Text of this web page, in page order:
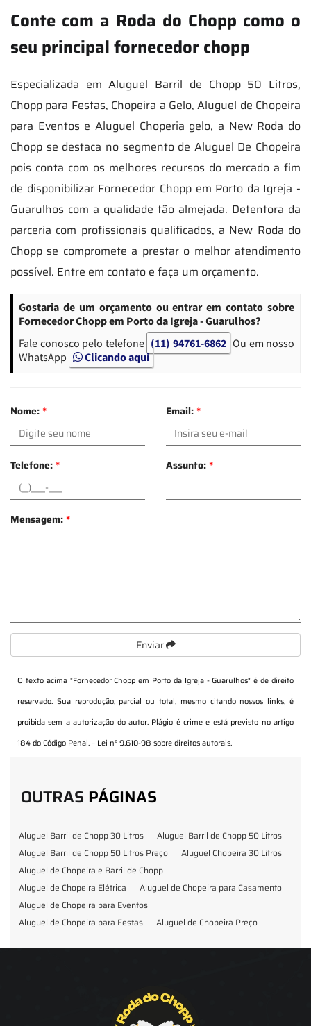
Conte com a Roda do Chopp como o
seu principal fornecedor chopp
Especializada em Aluguel Barril de Chopp 50 Litros,
Chopp para Festas, Chopeira a Gelo, Aluguel de Chopeira
para Eventos e Aluguel Choperia gelo, a New Roda do
Chopp se destaca no segmento de Aluguel De Chopeira
pois conta com os melhores recursos do mercado a fim
de disponibilizar Fornecedor Chopp em Porto da Igreja -
Guarulhos com a qualidade tão almejada. Detentora da
parceria com profissionais qualificados, a New Roda do
Chopp se compromete a prestar o melhor atendimento
possível. Entre em contato e faça um orçamento.
Gostaria de um orçamento ou entrar em contato sobre
Fornecedor Chopp em Porto da Igreja - Guarulhos?
Fale conosco pelo telefone (11) 94761-6862 Ou em nosso
WhatsApp
Clicando aqui
Nome:* Email:*
Telefone:* Assunto:*
Mensagem:*
Enviar
O texto acima "Fornecedor Chopp em Porto da Igreja - Guarulhos" é de direito
reservado. Sua reprodução, parcial ou total, mesmo citando nossos links, é
proibida sem a autorização do autor. Plágio é crime e está previsto no artigo
184 do Código Penal. – Lei n° 9.610-98 sobre direitos autorais.
OUTRAS PÁGINAS
Aluguel Barril de Chopp 30 Litros
Aluguel Barril de Chopp 50 Litros
Aluguel Barril de Chopp 50 Litros Preço
Aluguel Chopeira 30 Litros
Aluguel de Chopeira e Barril de Chopp
Aluguel de Chopeira Elétrica
Aluguel de Chopeira para Casamento
Aluguel de Chopeira para Eventos
Aluguel de Chopeira para Festas
Aluguel de Chopeira Preço
Chopp Festas e Eventos
Chopp Pilsen
Fornecedor Barril de Chopp